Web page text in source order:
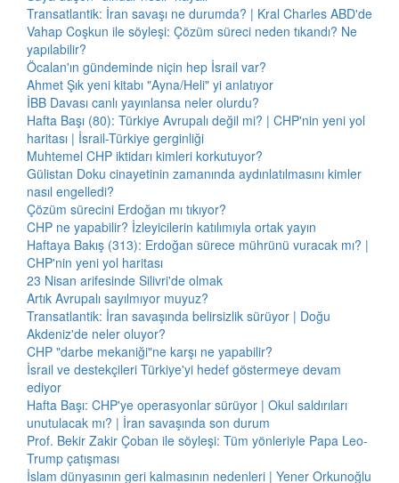
Transatlantik: İran savaşı ne durumda? | Kral Charles ABD'de
Vahap Coşkun ile söyleşi: Çözüm süreci neden tıkandı? Ne
yapılabilir?
Öcalan'ın gündeminde niçin hep İsrail var?
Ahmet Şık yeni kitabı "Ayna/Heli" yi anlatıyor
İBB Davası canlı yayınlansa neler olurdu?
Hafta Başı (80): Türkiye Avrupalı değil mi? | CHP'nin yeni yol
haritası | İsrail-Türkiye gerginliği
Muhtemel CHP iktidarı kimleri korkutuyor?
Gülistan Doku cinayetinin zamanında aydınlatılmasını kimler
nasıl engelledi?
Çözüm sürecini Erdoğan mı tıkıyor?
CHP ne yapabilir? İzleyicilerin katılımıyla ortak yayın
Haftaya Bakış (313): Erdoğan sürece mührünü vuracak mı? |
CHP'nin yeni yol haritası
23 Nisan arifesinde Silivri'de olmak
Artık Avrupalı sayılmıyor muyuz?
Transatlantik: İran savaşında belirsizlik sürüyor | Doğu
Akdeniz'de neler oluyor?
CHP "darbe mekaniği"ne karşı ne yapabilir?
İsrail ve destekçileri Türkiye'yi hedef göstermeye devam
ediyor
Hafta Başı: CHP'ye operasyonlar sürüyor | Okul saldırıları
unutulacak mı? | İran savaşında son durum
Prof. Bekir Zakir Çoban ile söyleşi: Tüm yönleriyle Papa Leo-
Trump çatışması
İslam dünyasının geri kalmasının nedenleri | Yener Orkunoğlu